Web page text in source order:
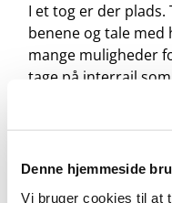
Denne hjemmeside
Vi bruger cookies til at
I et tog er der
benene og tale
mange muligheder
tage på interrail
Det var det